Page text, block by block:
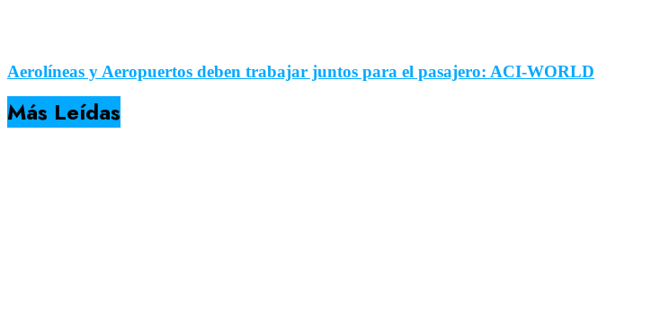
Aerolíneas y Aeropuertos deben trabajar juntos para el pasajero: ACI-WORLD
Más Leídas